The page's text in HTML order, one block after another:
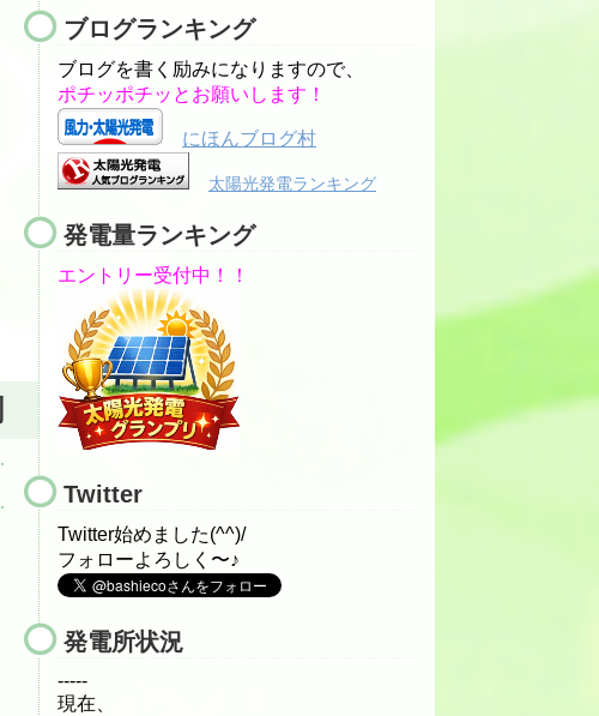
ブログランキング
ブログを書く励みになりますので、
ポチッポチッとお願いします！
にほんブログ村
太陽光発電ランキング
発電量ランキング
エントリー受付中！！
Twitter
Twitter始めました(^^)/
フォローよろしく〜♪
発電所状況
-----
現在、